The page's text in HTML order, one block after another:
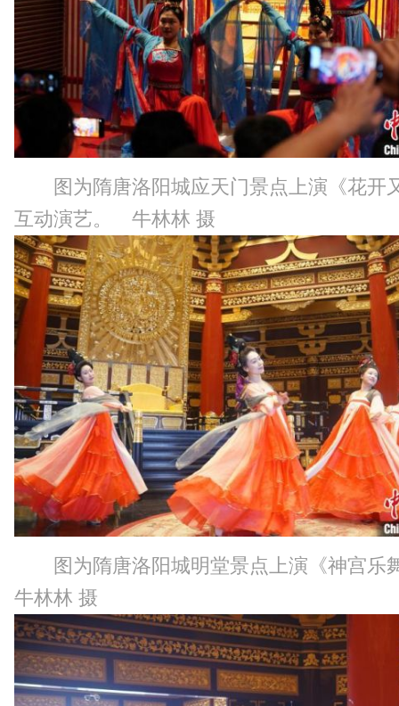
图为隋唐洛阳城应天门景点上演《花开
互动演艺。 牛林林 摄
图为隋唐洛阳城明堂景点上演《神宫
牛林林 摄